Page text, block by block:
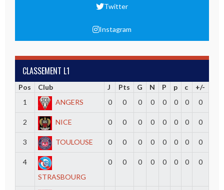
Twitter
Instagram
CLASSEMENT L1
Pos Club J Pts G N P p c
+/-
1
ANGERS 0 0 0 0 0 0 0 0
2 NICE 0 0 0 0 0 0 0 0
3 TOULOUSE 0 0 0 0 0 0 0 0
4
STRASBOURG
0 0 0 0 0 0 0 0